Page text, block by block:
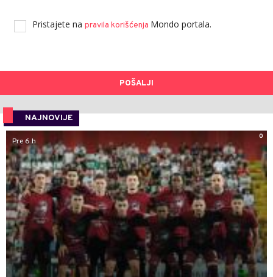
Pristajete na pravila korišćenja Mondo portala.
POŠALJI
NAJNOVIJE
0
Pre 6 h